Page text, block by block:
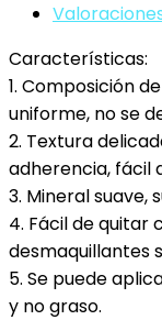
corporal,
maquillaje
para
niños
y
niñas,
para
exhibiciones…
cantidad
Características:
1. Composición
uniforme, no se
2. Textura
adherencia, fácil
3. Mineral suave,
4. Fácil de quitar
desmaquillantes
5. Se puede
y no graso.